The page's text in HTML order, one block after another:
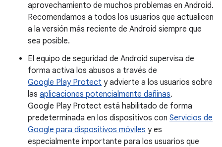
aprovechamiento de muchos problemas en Android.
Recomendamos a todos los usuarios que actualicen
a la versión más reciente de Android siempre que
sea posible.
El equipo de seguridad de Android supervisa de
forma activa los abusos a través de
Google Play Protect y advierte a los usuarios sobre
las aplicaciones potencialmente dañinas.
Google Play Protect está habilitado de forma
predeterminada en los dispositivos con Servicios de
Google para dispositivos móviles y es
especialmente importante para los usuarios que